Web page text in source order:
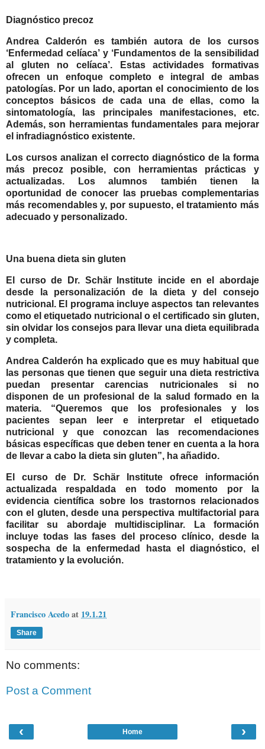
Diagnóstico precoz
Andrea Calderón es también autora de los cursos
‘Enfermedad celíaca’ y ‘Fundamentos de la sensibilidad
al gluten no celíaca’. Estas actividades formativas
ofrecen un enfoque completo e integral de ambas
patologías. Por un lado, aportan el conocimiento de los
conceptos básicos de cada una de ellas, como la
sintomatología, las principales manifestaciones, etc.
Además, son herramientas fundamentales para mejorar
el infradiagnóstico existente.
Los cursos analizan el correcto diagnóstico de la forma
más precoz posible, con herramientas prácticas y
actualizadas. Los alumnos también tienen la
oportunidad de conocer las pruebas complementarias
más recomendables y, por supuesto, el tratamiento más
adecuado y personalizado.
Una buena dieta sin gluten
El curso de Dr. Schär Institute incide en el abordaje
desde la personalización de la dieta y del consejo
nutricional. El programa incluye aspectos tan relevantes
como el etiquetado nutricional o el certificado sin gluten,
sin olvidar los consejos para llevar una dieta equilibrada
y completa.
Andrea Calderón ha explicado que es muy habitual que
las personas que tienen que seguir una dieta restrictiva
puedan presentar carencias nutricionales si no
disponen de un profesional de la salud formado en la
materia. “Queremos que los profesionales y los
pacientes sepan leer e interpretar el etiquetado
nutricional y que conozcan las recomendaciones
básicas específicas que deben tener en cuenta a la hora
de llevar a cabo la dieta sin gluten”, ha añadido.
El curso de Dr. Schär Institute ofrece información
actualizada respaldada en todo momento por la
evidencia científica sobre los trastornos relacionados
con el gluten, desde una perspectiva multifactorial para
facilitar su abordaje multidisciplinar. La formación
incluye todas las fases del proceso clínico, desde la
sospecha de la enfermedad hasta el diagnóstico, el
tratamiento y la evolución.
Francisco Acedoat19.1.21
Share
No comments:
Post a Comment
‹ ›
Home